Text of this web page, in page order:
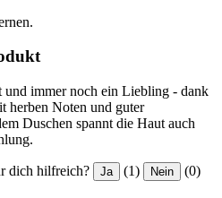
und immer noch ein Liebling - dank
herben Noten und guter
Duschen spannt die Haut auch
dich hilfreich? Ja (1) Nein (0)